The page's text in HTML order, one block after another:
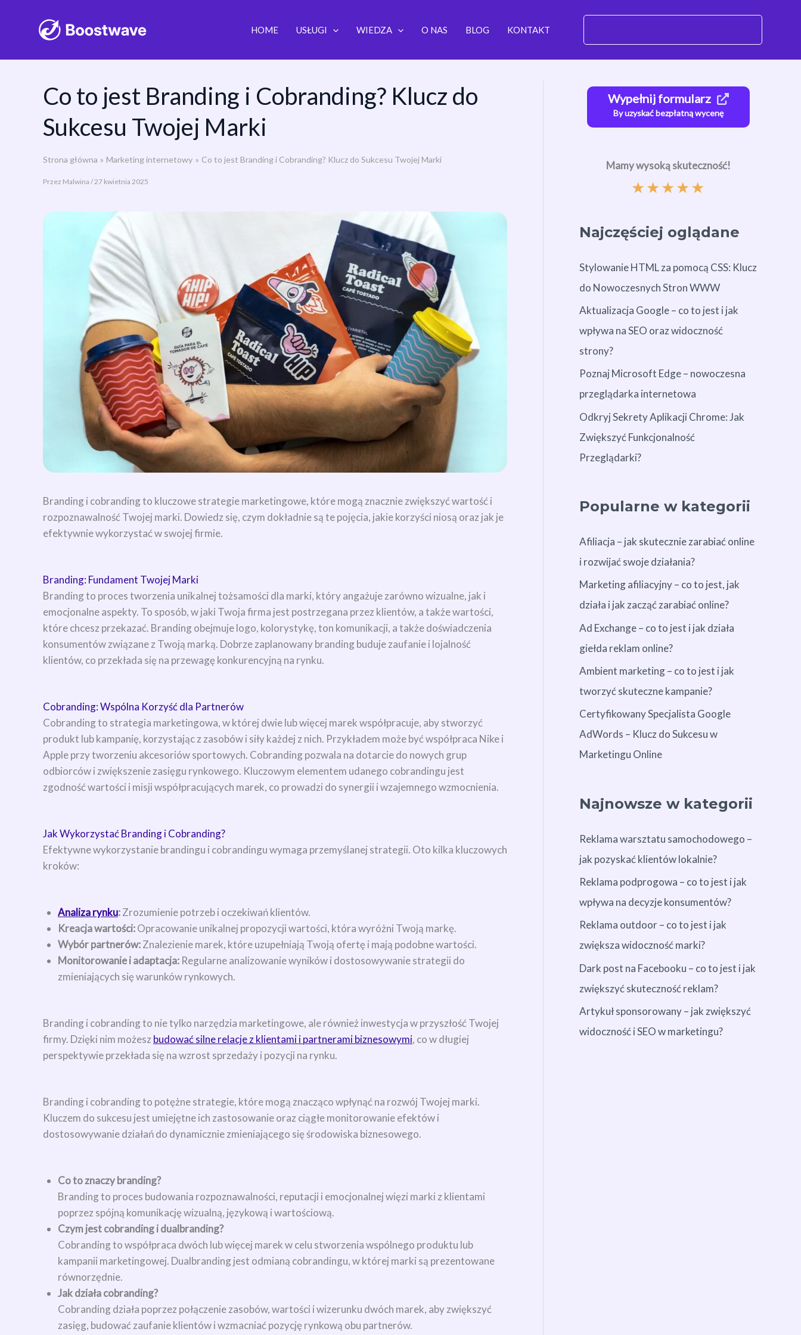
HOME USŁUGI WIEDZA O NAS BLOG KONTAKT
Co to jest Branding i Cobranding? Klucz do
Sukcesu Twojej Marki
Strona główna Marketing internetowy Co to jest Branding i Cobranding? Klucz do Sukcesu Twojej Marki
Przez Malwina /27 kwietnia 2025
Branding i cobranding to kluczowe strategie marketingowe, które mogą znacznie zwiększyć wartość i
rozpoznawalność Twojej marki. Dowiedz się, czym dokładnie są te pojęcia, jakie korzyści niosą oraz jak je
efektywnie wykorzystać w swojej firmie.
Branding: Fundament Twojej Marki
Branding to proces tworzenia unikalnej tożsamości dla marki, który angażuje zarówno wizualne, jak i
emocjonalne aspekty. To sposób, w jaki Twoja firma jest postrzegana przez klientów, a także wartości,
które chcesz przekazać. Branding obejmuje logo, kolorystykę, ton komunikacji, a także doświadczenia
konsumentów związane z Twoją marką. Dobrze zaplanowany branding buduje zaufanie i lojalność
klientów, co przekłada się na przewagę konkurencyjną na rynku.
Cobranding: Wspólna Korzyść dla Partnerów
Cobranding to strategia marketingowa, w której dwie lub więcej marek współpracuje, aby stworzyć
produkt lub kampanię, korzystając z zasobów i siły każdej z nich. Przykładem może być współpraca Nike i
Apple przy tworzeniu akcesoriów sportowych. Cobranding pozwala na dotarcie do nowych grup
odbiorców i zwiększenie zasięgu rynkowego. Kluczowym elementem udanego cobrandingu jest
zgodność wartości i misji współpracujących marek, co prowadzi do synergii i wzajemnego wzmocnienia.
Jak Wykorzystać Branding i Cobranding?
Efektywne wykorzystanie brandingu i cobrandingu wymaga przemyślanej strategii. Oto kilka kluczowych
kroków:
Analiza rynku:Zrozumienie potrzeb i oczekiwań klientów.
Kreacja wartości:Opracowanie unikalnej propozycji wartości, która wyróżni Twoją markę.
Wybór partnerów:Znalezienie marek, które uzupełniają Twoją ofertę i mają podobne wartości.
Monitorowanie i adaptacja: Regularne analizowanie wyników i dostosowywanie strategii do
zmieniających się warunków rynkowych.
Branding i cobranding to nie tylko narzędzia marketingowe, ale również inwestycja w przyszłość Twojej
firmy. Dzięki nim możesz budować silne relacje z klientami i partnerami biznesowymi, co w długiej
perspektywie przekłada się na wzrost sprzedaży i pozycji na rynku.
Branding i cobranding to potężne strategie, które mogą znacząco wpłynąć na rozwój Twojej marki.
Kluczem do sukcesu jest umiejętne ich zastosowanie oraz ciągłe monitorowanie efektów i
dostosowywanie działań do dynamicznie zmieniającego się środowiska biznesowego.
Co to znaczy branding?
Branding to proces budowania rozpoznawalności, reputacji i emocjonalnej więzi marki z klientami
poprzez spójną komunikację wizualną, językową i wartościową.
Czym jest cobranding i dualbranding?
Cobranding to współpraca dwóch lub więcej marek w celu stworzenia wspólnego produktu lub
kampanii marketingowej. Dualbranding jest odmianą cobrandingu, w której marki są prezentowane
równorzędnie.
Jak działa cobranding?
Cobranding działa poprzez połączenie zasobów, wartości i wizerunku dwóch marek, aby zwiększyć
zasięg, budować zaufanie klientów i wzmacniać pozycję rynkową obu partnerów.
Wypełnij formularz
By uzyskać bezpłatną wycenę
Mamy wysoką skuteczność!
★★★★★
Najczęściej oglądane
Stylowanie HTML za pomocą CSS: Klucz
do Nowoczesnych Stron WWW
Aktualizacja Google – co to jest i jak
wpływa na SEO oraz widoczność
strony?
Poznaj Microsoft Edge – nowoczesna
przeglądarka internetowa
Odkryj Sekrety Aplikacji Chrome: Jak
Zwiększyć Funkcjonalność
Przeglądarki?
Popularne w kategorii
Afiliacja – jak skutecznie zarabiać online
i rozwijać swoje działania?
Marketing afiliacyjny – co to jest, jak
działa i jak zacząć zarabiać online?
Ad Exchange – co to jest i jak działa
giełda reklam online?
Ambient marketing – co to jest i jak
tworzyć skuteczne kampanie?
Certyfikowany Specjalista Google
AdWords – Klucz do Sukcesu w
Marketingu Online
Najnowsze w kategorii
Reklama warsztatu samochodowego –
jak pozyskać klientów lokalnie?
Reklama podprogowa – co to jest i jak
wpływa na decyzje konsumentów?
Reklama outdoor – co to jest i jak
zwiększa widoczność marki?
Dark post na Facebooku – co to jest i jak
zwiększyć skuteczność reklam?
Artykuł sponsorowany – jak zwiększyć
widoczność i SEO w marketingu?